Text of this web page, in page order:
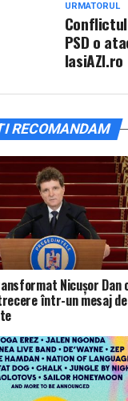
URMATORUL
PSD o
IasiAZI.ro
RECOMANDAM
Nicușor Dan
într-un mesaj de